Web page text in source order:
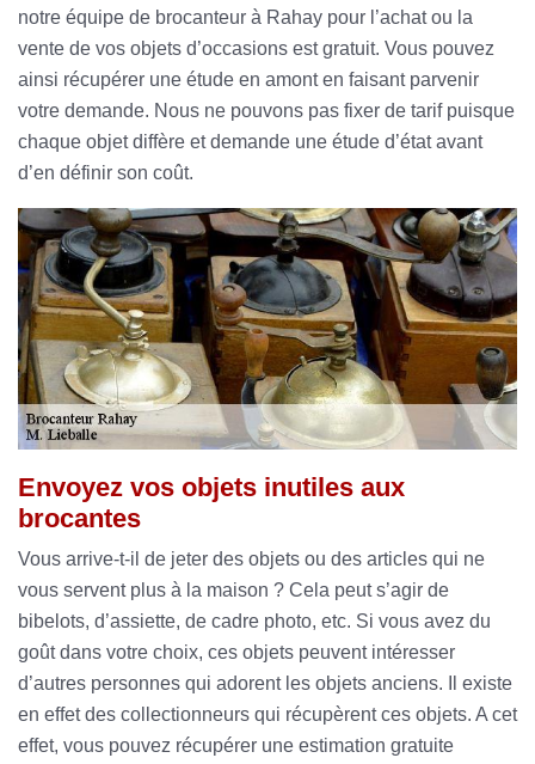
notre équipe de brocanteur à Rahay pour l’achat ou la
vente de vos objets d’occasions est gratuit. Vous pouvez
ainsi récupérer une étude en amont en faisant parvenir
votre demande. Nous ne pouvons pas fixer de tarif puisque
chaque objet diffère et demande une étude d’état avant
d’en définir son coût.
Envoyez vos objets inutiles aux
brocantes
Vous arrive-t-il de jeter des objets ou des articles qui ne
vous servent plus à la maison ? Cela peut s’agir de
bibelots, d’assiette, de cadre photo, etc. Si vous avez du
goût dans votre choix, ces objets peuvent intéresser
d’autres personnes qui adorent les objets anciens. Il existe
en effet des collectionneurs qui récupèrent ces objets. A cet
effet, vous pouvez récupérer une estimation gratuite